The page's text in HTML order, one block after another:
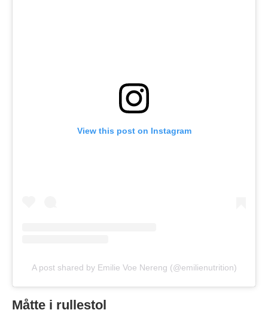
View this post on Instagram
A post shared by Emilie Voe Nereng (@emilienutrition)
Måtte i rullestol